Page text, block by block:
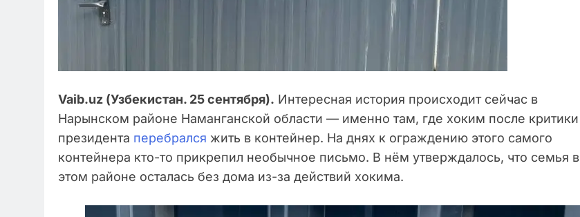
Vaib.uz (Узбекистан. 25 сентября). Интересная история происходит сейчас в
Нарынском районе Наманганской области — именно там, где хоким после критики
президента перебрался жить в контейнер. На днях к ограждению этого самого
контейнера кто-то прикрепил необычное письмо. В нём утверждалось, что семья в
этом районе осталась без дома из-за действий хокима.